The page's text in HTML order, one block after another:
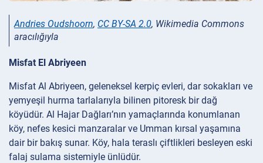
Andries Oudshoorn, CC BY-SA 2.0, Wikimedia Commons
aracılığıyla
Misfat El Abriyeen
Misfat Al Abriyeen, geleneksel kerpiç evleri, dar sokakları ve
yemyeşil hurma tarlalarıyla bilinen pitoresk bir dağ
köyüdür. Al Hajar Dağları’nın yamaçlarında konumlanan
köy, nefes kesici manzaralar ve Umman kırsal yaşamına
dair bir bakış sunar. Köy, hala teraslı çiftlikleri besleyen eski
falaj sulama sistemiyle ünlüdür.